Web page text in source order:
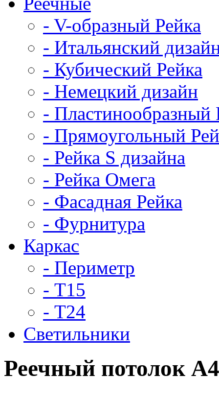
- V-образный Рейка
- Итальянский
- Кубический Рейка
- Немецкий дизайн
- Пластинообразный
- Прямоугольный
- Рейка S дизайна
- Рейка Омега
- Фасадная Рейка
- Фурнитура
Каркас
- Периметр
- Т15
- Т24
Светильники
Реечный потолок